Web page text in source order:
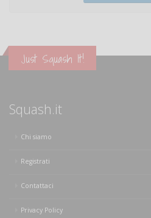
Just Squash It!
Squash.it
Chi siamo
Registrati
Contattaci
Privacy Policy